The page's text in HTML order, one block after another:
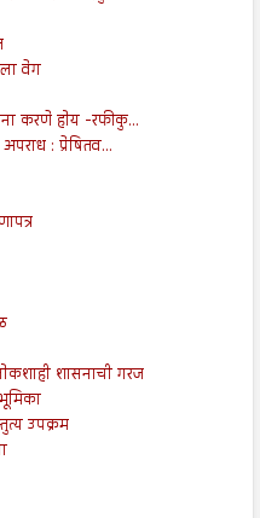
वेग
करणे होय -रफीकु...
: प्रेषितव...
शासनाची गरज
भूमिका
उपक्रम